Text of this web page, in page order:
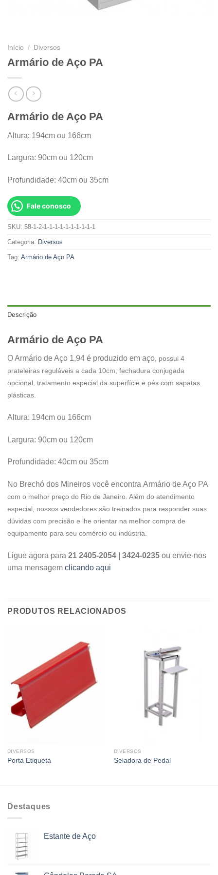
Início / Diversos
Armário de Aço PA
Armário de Aço PA
Altura: 194cm ou 166cm
Largura: 90cm ou 120cm
Profundidade: 40cm ou 35cm
Fale conosco
SKU: 58-1-2-1-1-1-1-1-1-1-1-1-1
Categoria: Diversos
Tag: Armário de Aço PA
Descrição
Armário de Aço PA
O Armário de Aço 1,94 é produzido em aço , possui 4
prateleiras reguláveis a cada 10cm, fechadura conjugada
opcional, tratamento especial da superfície e pés com sapatas
plásticas.
Altura: 194cm ou 166cm
Largura: 90cm ou 120cm
Profundidade: 40cm ou 35cm
No Brechó dos Mineiros você encontra Armário de Aço PA
com o melhor preço do Rio de Janeiro. Além do atendimento
especial, nossos vendedores são treinados para responder suas
dúvidas com precisão e lhe orientar na melhor compra de
equipamento para seu comércio ou indústria.
Ligue agora para 21 2405-2054 | 3424-0235 ou envie-nos
uma mensagem clicando aqui
PRODUTOS RELACIONADOS
DIVERSOS
Porta Etiqueta
DIVERSOS
Seladora de Pedal
Destaques
Estante de Aço